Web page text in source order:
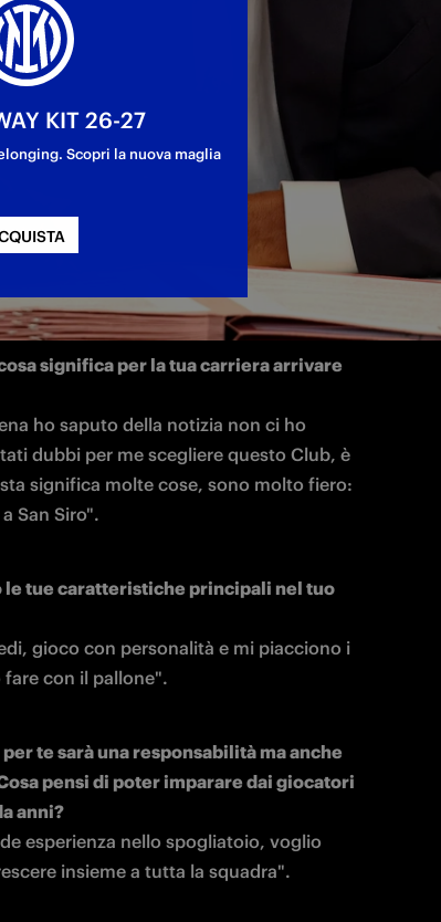
nerazzurro
per Andy Diouf, centrocampista francese
significa per la tua carriera arrivare
ho saputo della notizia non ci ho
dubbi per me scegliere questo Club, è
significa molte cose, sono molto fiero:
San Siro".
le tue caratteristiche principali nel tuo
gioco con personalità e mi piacciono i
con il pallone".
te sarà una responsabilità ma anche
pensi di poter imparare dai giocatori
anni?
esperienza nello spogliatoio, voglio
insieme a tutta la squadra".
KIT 26-27
Scopri la nuova maglia